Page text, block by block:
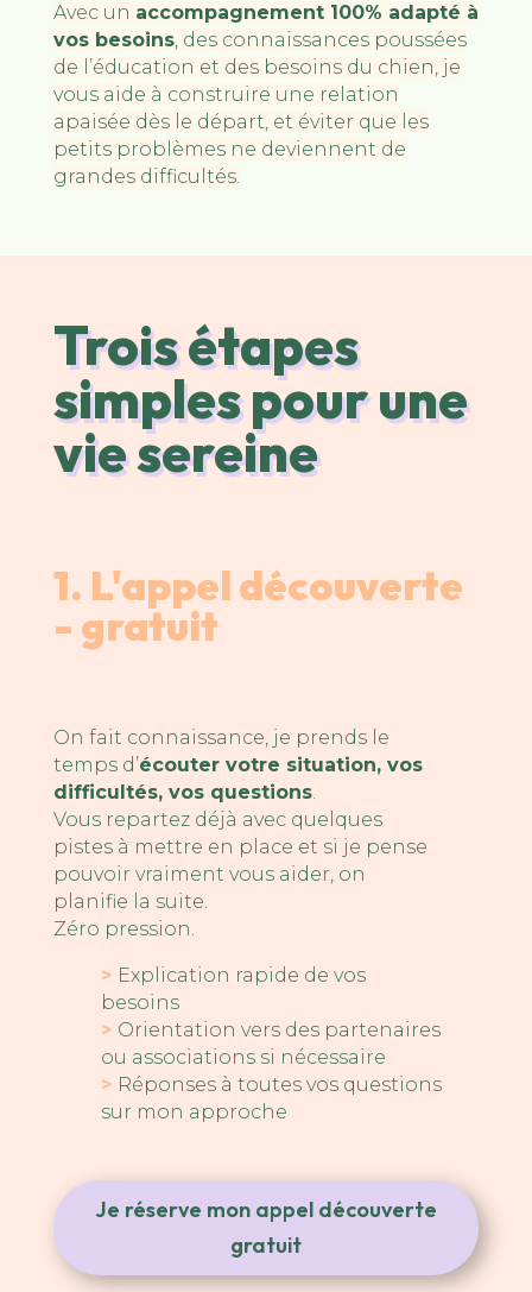
Avec un accompagnement 100% adapté à
vos besoins, des connaissances poussées
de l’éducation et des besoins du chien, je
vous aide à construire une relation
apaisée dès le départ, et éviter que les
petits problèmes ne deviennent de
grandes difficultés.
Trois étapes
simples pour une
vie sereine
1. L'appel découverte
- gratuit
On fait connaissance, je prends le
temps d’écouter votre situation, vos
difficultés, vos questions.
Vous repartez déjà avec quelques
pistes à mettre en place et si je pense
pouvoir vraiment vous aider, on
planifie la suite.
Zéro pression.
> Explication rapide de vos
besoins
> Orientation vers des partenaires
ou associations si nécessaire
> Réponses à toutes vos questions
sur mon approche
Je réserve mon appel découverte
gratuit